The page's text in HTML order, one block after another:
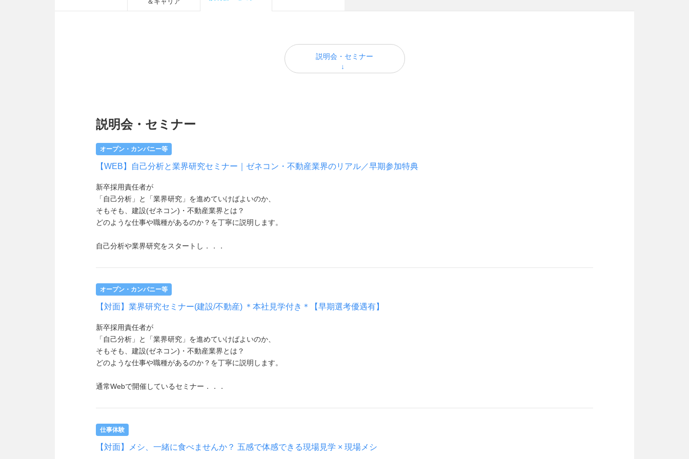
説明会・セミナー
説明会・セミナー
オープン・カンパニー等
【WEB】自己分析と業界研究セミナー｜ゼネコン・不動産業界のリアル／早期参加特典
新卒採用責任者が
「自己分析」と「業界研究」を進めていけばよいのか、
そもそも、建設(ゼネコン)・不動産業界とは？
どのような仕事や職種があるのか？を丁寧に説明します。
自己分析や業界研究をスタートし．．．
オープン・カンパニー等
【対面】業界研究セミナー(建設/不動産) ＊本社見学付き＊【早期選考優遇有】
新卒採用責任者が
「自己分析」と「業界研究」を進めていけばよいのか、
そもそも、建設(ゼネコン)・不動産業界とは？
どのような仕事や職種があるのか？を丁寧に説明します。
通常Webで開催しているセミナー．．．
仕事体験
【対面】メシ、一緒に食べませんか？ 五感で体感できる現場見学 × 現場メシ